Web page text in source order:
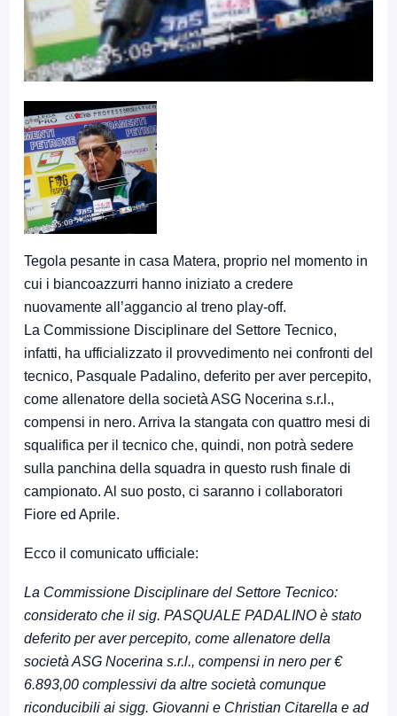
Tegola pesante in casa Matera, proprio nel momento in
cui i biancoazzurri hanno iniziato a credere
nuovamente all’aggancio al treno play-off.
La Commissione Disciplinare del Settore Tecnico,
infatti, ha ufficializzato il provvedimento nei confronti del
tecnico, Pasquale Padalino, deferito per aver percepito,
come allenatore della società ASG Nocerina s.r.l.,
compensi in nero. Arriva la stangata con quattro mesi di
squalifica per il tecnico che, quindi, non potrà sedere
sulla panchina della squadra in questo rush finale di
campionato. Al suo posto, ci saranno i collaboratori
Fiore ed Aprile.
Ecco il comunicato ufficiale:
La Commissione Disciplinare del Settore Tecnico:
considerato che il sig. PASQUALE PADALINO è stato
deferito per aver percepito, come allenatore della
società ASG Nocerina s.r.l., compensi in nero per €
6.893,00 complessivi da altre società comunque
riconducibili ai sigg. Giovanni e Christian Citarella e ad